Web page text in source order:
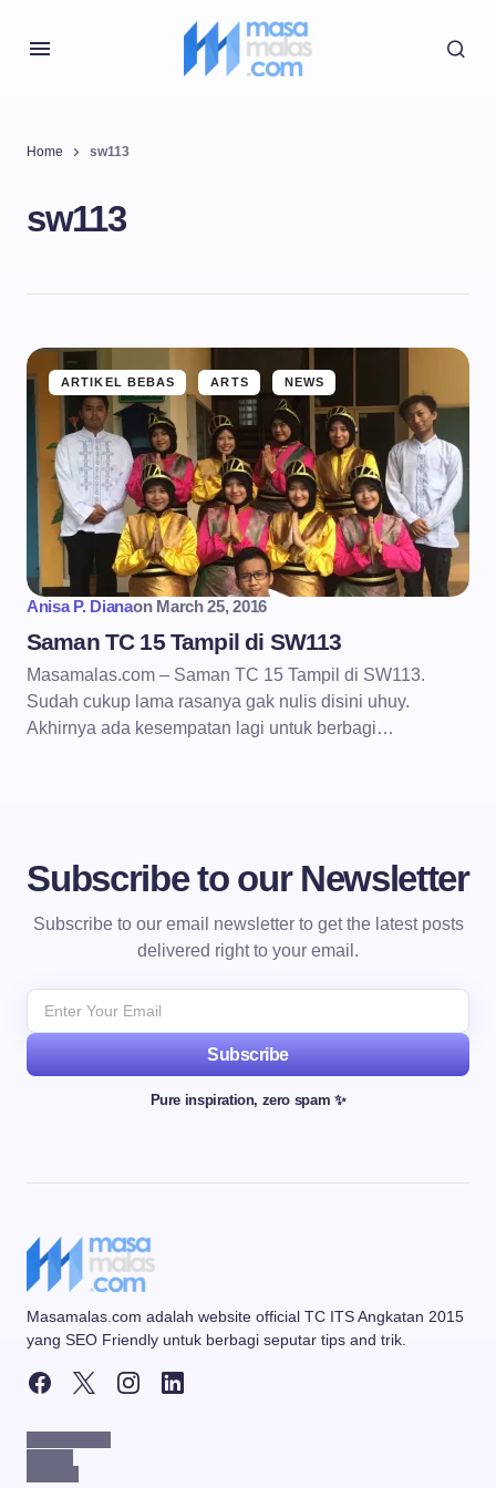
Home sw113
sw113
ARTIKEL BEBAS ARTS NEWS
Anisa P. Dianaon March 25, 2016
Saman TC 15 Tampil di SW113
Masamalas.com – Saman TC 15 Tampil di SW113.
Sudah cukup lama rasanya gak nulis disini uhuy.
Akhirnya ada kesempatan lagi untuk berbagi…
Subscribe to our Newsletter
Subscribe to our email newsletter to get the latest posts
delivered right to your email.
Subscribe
Pure inspiration, zero spam ✨
Masamalas.com adalah website official TC ITS Angkatan 2015
yang SEO Friendly untuk berbagi seputar tips and trik.